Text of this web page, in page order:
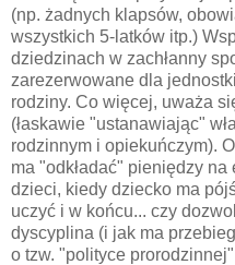
(np. żadnych klapsów,
wszystkich 5-latków itp.)
dziedzinach w zachłanny
zarezerwowane dla
rodziny. Co więcej, uważa
(łaskawie "ustanawiając"
rodzinnym i opiekuńczym).
ma "odkładać" pieniędzy
dzieci, kiedy dziecko ma
uczyć i w końcu... czy
dyscyplina (i jak ma
o tzw. "polityce